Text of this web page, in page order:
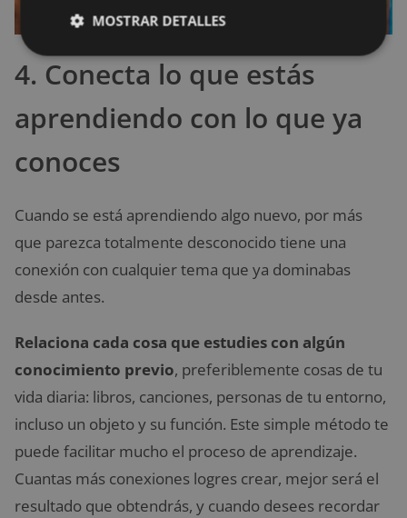
4. Conecta lo que estás
aprendiendo con lo que ya
conoces
Cuando se está aprendiendo algo nuevo, por más
que parezca totalmente desconocido tiene una
conexión con cualquier tema que ya dominabas
desde antes.
Relaciona cada cosa que estudies con algún
conocimiento previo, preferiblemente cosas de tu
vida diaria: libros, canciones, personas de tu entorno,
incluso un objeto y su función. Este simple método te
puede facilitar mucho el proceso de aprendizaje.
Cuantas más conexiones logres crear, mejor será el
resultado que obtendrás, y cuando desees recordar
MOSTRAR DETALLES